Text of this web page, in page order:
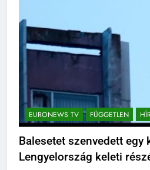
EURONEWS TV FÜGGETLEN
Balesetet szenvedett egy
Lengyelország keleti